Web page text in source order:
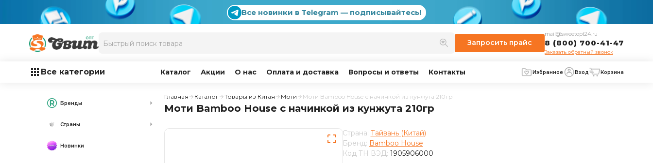
Все новинки в Telegram — подписывайтесь!
Запросить прайс
mail@sweetopt24.ru
8 (800) 700-41-47
Заказать обратный звонок
Все категории Каталог Акции О нас Оплата и доставка Вопросы и ответы Контакты Избранное Вход Корзина
Бренды
Страны
Новинки
Главная Каталог Товары из Китая Моти Моти Bamboo House с начинкой из кунжута 210гр
Моти Bamboo House с начинкой из кунжута 210гр
Страна: Тайвань (Китай)
Бренд: Bamboo House
Код ТН ВЭД: 1905906000